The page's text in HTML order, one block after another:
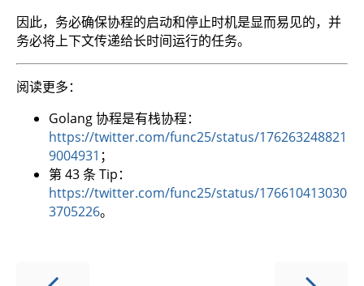
因此，务必确保协程的启动和停止时机是显而易见的，并
务必将上下文传递给长时间运行的任务。
阅读更多：
Golang 协程是有栈协程：
https://twitter.com/func25/status/176263248821
9004931 ；
第 43 条 Tip：
https://twitter.com/func25/status/176610413030
3705226。